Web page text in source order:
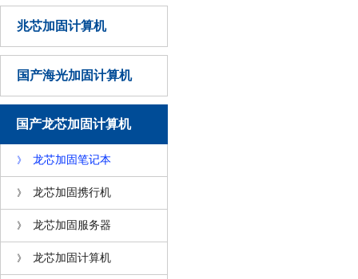
兆芯加固计算机
国产海光加固计算机
国产龙芯加固计算机
》 龙芯加固笔记本
》 龙芯加固携行机
》 龙芯加固服务器
》 龙芯加固计算机